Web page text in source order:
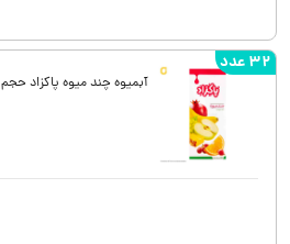
آبمیوه چند میوه پاکزاد حجم 200 میلی لیتری
32 عدد